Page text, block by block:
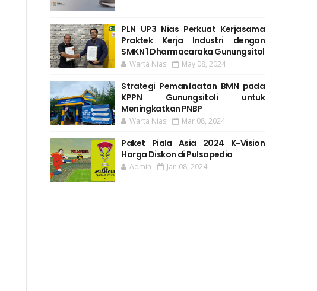
PLN UP3 Nias Perkuat Kerjasama
Praktek Kerja Industri dengan
SMKN 1 Dharmacaraka Gunungsitol
Warta Nias May 08, 2024
Strategi Pemanfaatan BMN pada
KPPN Gunungsitoli untuk
Meningkatkan PNBP
Warta Nias Mar 08, 2024
Paket Piala Asia 2024 K-Vision
Harga Diskon di Pulsapedia
Admin Jan 08, 2024